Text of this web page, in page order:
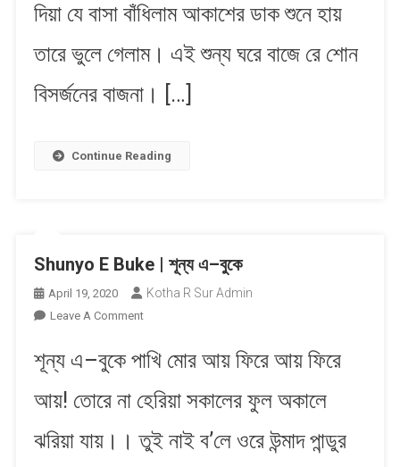
দিয়া যে বাসা বাঁধিলাম আকাশের ডাক শুনে হায়
তারে ভুলে গেলাম। এই শুন্য ঘরে বাজে রে শোন
বিসর্জনের বাজনা। […]
Continue Reading
Shunyo E Buke | শূন্য এ–বুকে
April 19, 2020 Kotha R Sur Admin
Leave A CommentOn
E
|
এ–
শূন্য এ–বুকে পাখি মোর আয় ফিরে আয় ফিরে
আয়! তোরে না হেরিয়া সকালের ফুল অকালে
ঝরিয়া যায়।। তুই নাই ব’লে ওরে উন্মাদ পান্ডুর